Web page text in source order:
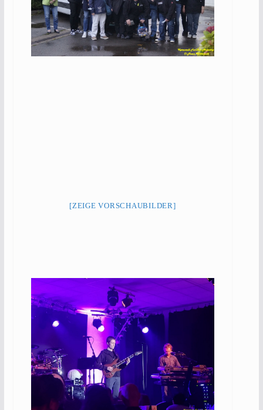
[ZEIGE VORSCHAUBILDER]